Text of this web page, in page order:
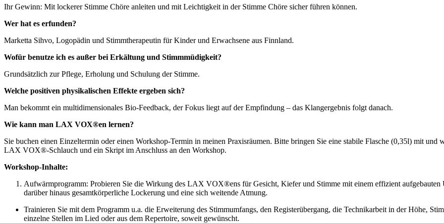
Ihr Gewinn: Mit lockerer Stimme Chöre anleiten und mit Leichtigkeit in der Stimme Chöre sicher führen können.
Wer hat es erfunden?
Marketta Sihvo, Logopädin und Stimmtherapeutin für Kinder und Erwachsene aus Finnland.
Wofür benutze ich es außer bei Erkältung und Stimmmüdigkeit?
Grundsätzlich zur Pflege, Erholung und Schulung der Stimme.
Welche positiven physikalischen Effekte ergeben sich?
Man bekommt ein multidimensionales Bio-Feedback, der Fokus liegt auf der Empfindung – das Klangergebnis folgt danach.
Wie kann man LAX VOX®en lernen?
Sie buchen einen Einzeltermin oder einen Workshop-Termin in meinen Praxisräumen. Bitte bringen Sie eine stabile Flasche (0,35l) mit
LAX VOX®-Schlauch und ein Skript im Anschluss an den Workshop.
Workshop-Inhalte:
Aufwärmprogramm: Probieren Sie die Wirkung des LAX VOX®ens für Gesicht, Kiefer und Stimme mit einem effizient aufgebauten
darüber hinaus gesamtkörperliche Lockerung und eine sich weitende Atmung.
Trainieren Sie mit dem Programm u.a. die Erweiterung des Stimmumfangs, den Registerübergang, die Technikarbeit in der Höhe,
einzelne Stellen im Lied oder aus dem Repertoire, soweit gewünscht.